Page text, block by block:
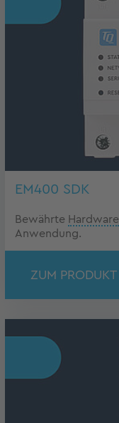
EM400 SDK
Bewährte Hardware
Anwendung.
ZUM PRODUKT